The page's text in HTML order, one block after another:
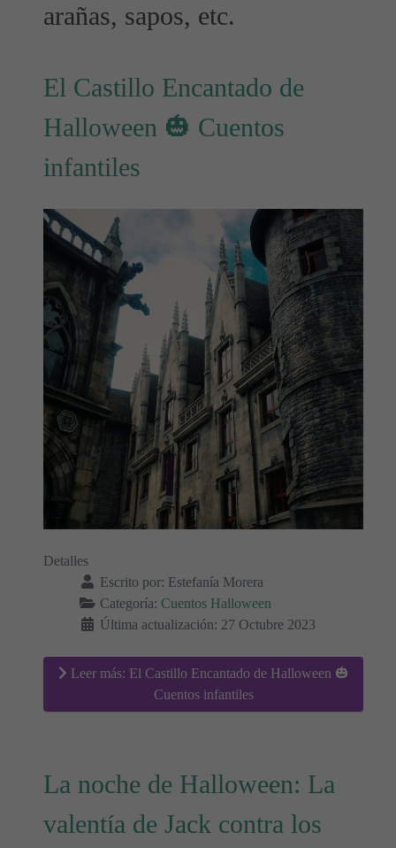
arañas, sapos, etc.
El Castillo Encantado de
Halloween 🎃 Cuentos
infantiles
Detalles
Escrito por: Estefanía Morera
Categoría: Cuentos Halloween
Última actualización: 27 Octubre 2023
Leer más: El Castillo Encantado de Halloween 🎃
Cuentos infantiles
La noche de Halloween: La
valentía de Jack contra los